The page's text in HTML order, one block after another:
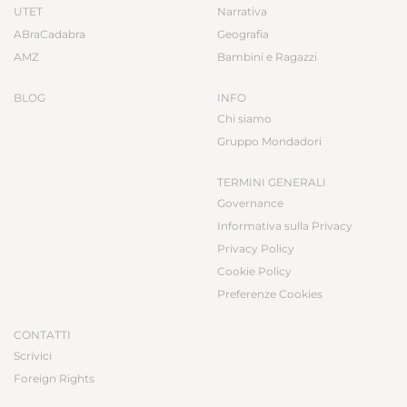
UTET
ABraCadabra
AMZ
BLOG
Narrativa
Geografia
Bambini e Ragazzi
INFO
Chi siamo
Gruppo Mondadori
TERMINI GENERALI
Governance
Informativa sulla Privacy
Privacy Policy
Cookie Policy
Preferenze Cookies
CONTATTI
Scrivici
Foreign Rights